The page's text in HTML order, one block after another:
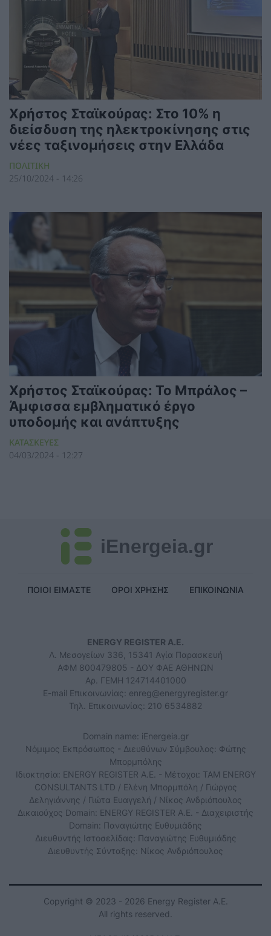
Χρήστος Σταϊκούρας: Στο 10% η
διείσδυση της ηλεκτροκίνησης στις
νέες ταξινομήσεις στην Ελλάδα
ΠΟΛΙΤΙΚΗ
25/10/2024 - 14:26
Χρήστος Σταϊκούρας: Το Μπράλος –
Άμφισσα εμβληματικό έργο
υποδομής και ανάπτυξης
ΚΑΤΑΣΚΕΥΕΣ
04/03/2024 - 12:27
iEnergeia.gr
ΠΟΙΟΙ ΕΙΜΑΣΤΕ ΟΡΟΙ ΧΡΗΣΗΣ ΕΠΙΚΟΙΝΩΝΙΑ
ENERGY REGISTER Α.Ε.
Λ. Μεσογείων 336, 15341 Αγία Παρασκευή
ΑΦΜ 800479805 - ΔΟΥ ΦΑΕ ΑΘΗΝΩΝ
Αρ. ΓΕΜΗ 124714401000
E-mail Επικοινωνίας: enreg@energyregister.gr
Τηλ. Επικοινωνίας: 210 6534882
Domain name: iEnergeia.gr
Νόμιμος Εκπρόσωπος - Διευθύνων Σύμβουλος: Φώτης
Μπορμπόλης
Ιδιοκτησία: ENERGY REGISTER Α.Ε. - Μέτοχοι: TAM ENERGY
CONSULTANTS LTD / Ελένη Μπορμπόλη / Γιώργος
Δεληγιάννης / Γιώτα Ευαγγελή / Νίκος Ανδριόπουλος
Δικαιούχος Domain: ENERGY REGISTER Α.Ε. - Διαχειριστής
Domain: Παναγιώτης Ευθυμιάδης
Διευθυντής Ιστοσελίδας: Παναγιώτης Ευθυμιάδης
Διευθυντής Σύνταξης: Νίκος Ανδριόπουλος
Copyright © 2023 - 2026 Energy Register Α.Ε.
All rights reserved.